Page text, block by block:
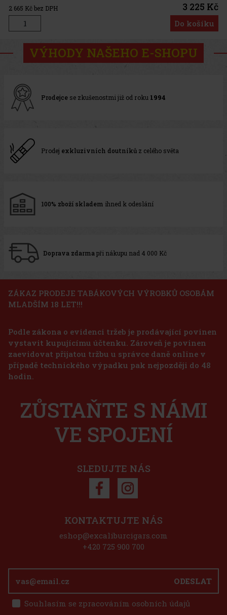
2 665 Kč bez DPH 3 225 Kč
Do košíku
VÝHODY NAŠEHO E-SHOPU
Prodejce se zkušenostmi již od roku 1994
Prodej exkluzivních doutníků z celého světa
100% zboží skladem ihned k odeslání
Doprava zdarma při nákupu nad 4 000 Kč
ZÁKAZ PRODEJE TABÁKOVÝCH VÝROBKŮ OSOBÁM
MLADŠÍM 18 LET!!!
Podle zákona o evidenci tržeb je prodávající povinen
vystavit kupujícímu účtenku. Zároveň je povinen
zaevidovat přijatou tržbu u správce daně online v
případě technického výpadku pak nejpozději do 48
hodin.
ZŮSTAŇTE S NÁMI
VE SPOJENÍ
SLEDUJTE NÁS
ODESLAT
Souhlasím se zpracováním osobních údajů
KONTAKTUJTE NÁS
eshop@excaliburcigars.com
+420 725 900 700